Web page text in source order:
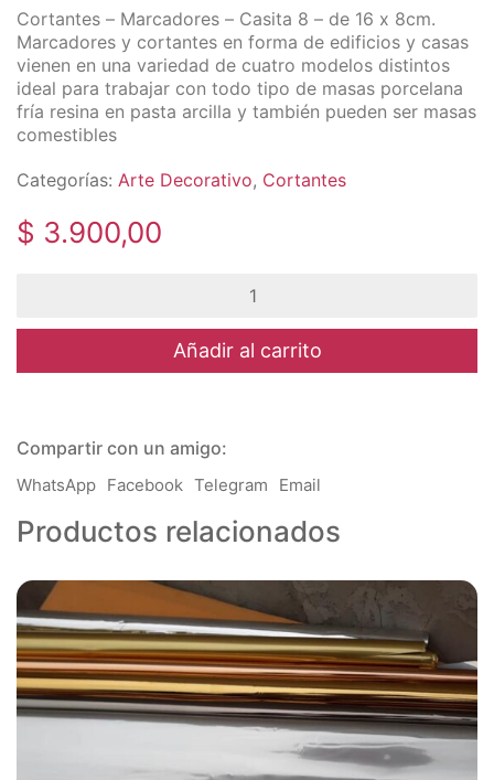
Cortantes – Marcadores – Casita 8 – de 16 x 8cm.
Marcadores y cortantes en forma de edificios y casas
vienen en una variedad de cuatro modelos distintos
ideal para trabajar con todo tipo de masas porcelana
fría resina en pasta arcilla y también pueden ser masas
comestibles
Categorías: Arte Decorativo, Cortantes
$ 3.900,00
Marcadores
x
cm.
Añadir al carrito
Compartir con un amigo:
WhatsApp Facebook Telegram Email
Productos relacionados